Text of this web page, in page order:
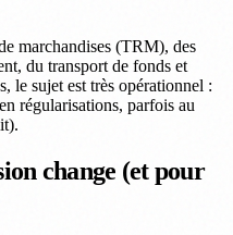
marchandises (TRM), des
du transport de fonds et
le sujet est très opérationnel :
régularisations, parfois au
change (et pour